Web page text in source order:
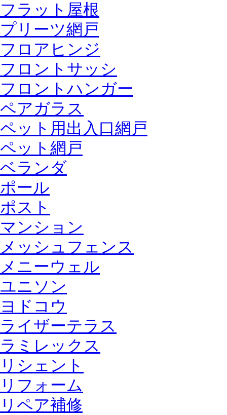
フラット屋根
プリーツ網戸
フロアヒンジ
フロントサッシ
フロントハンガー
ペアガラス
ペット用出入口網戸
ペット網戸
ベランダ
ポール
ポスト
マンション
メッシュフェンス
メニーウェル
ユニソン
ヨドコウ
ライザーテラス
ラミレックス
リシェント
リフォーム
リペア補修